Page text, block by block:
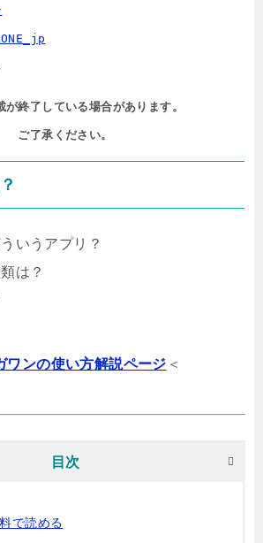
が終了している場合があります。
ご了承ください。
いうアプリ？
は？
ワンの使い方解説ページ ＜
目次
で読める